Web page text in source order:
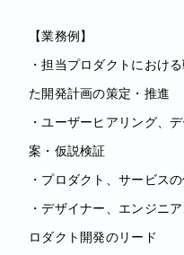
【業務例】
・担当プロダクトにおけ
た開発計画の策定・推進
・ユーザーヒアリング、
案・仮説検証
・プロダクト、サービス
・デザイナー、エンジニ
ロダクト開発のリード